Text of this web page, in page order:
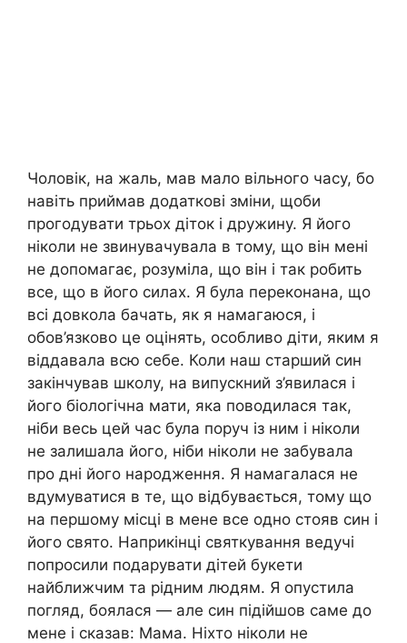
Чоловік, на жаль, мав мало вільного часу, бо
навіть приймав додаткові зміни, щоби
прогодувати трьох діток і дружину. Я його
ніколи не звинувачувала в тому, що він мені
не допомагає, розуміла, що він і так робить
все, що в його силах. Я була переконана, що
всі довкола бачать, як я намагаюся, і
обов’язково це оцінять, особливо діти, яким я
віддавала всю себе. Коли наш старший син
закінчував школу, на випускний з’явилася і
його біологічна мати, яка поводилася так,
ніби весь цей час була поруч із ним і ніколи
не залишала його, ніби ніколи не забувала
про дні його народження. Я намагалася не
вдумуватися в те, що відбувається, тому що
на першому місці в мене все одно стояв син і
його свято. Наприкінці святкування ведучі
попросили подарувати дітей букети
найближчим та рідним людям. Я опустила
погляд, боялася — але син підійшов саме до
мене і сказав: Мама. Ніхто ніколи не